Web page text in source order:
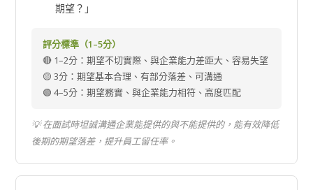
期望？」
評分標準（1–5分）
🔴 1–2分：期望不切實際、與企業能力差距大、容易失望
🟡 3分：期望基本合理、有部分落差、可溝通
🟢 4–5分：期望務實、與企業能力相符、高度匹配
💡 在面試時坦誠溝通企業能提供的與不能提供的，能有效降低
後期的期望落差，提升員工留任率。